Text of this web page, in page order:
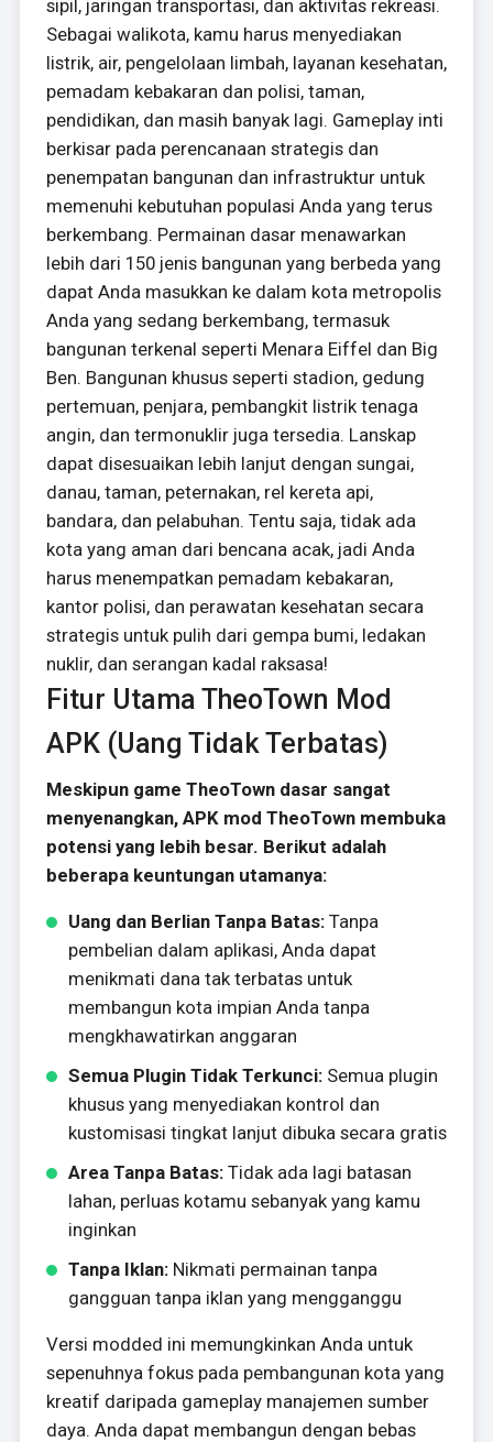
sipil, jaringan transportasi, dan aktivitas rekreasi.
Sebagai walikota, kamu harus menyediakan
listrik, air, pengelolaan limbah, layanan kesehatan,
pemadam kebakaran dan polisi, taman,
pendidikan, dan masih banyak lagi. Gameplay inti
berkisar pada perencanaan strategis dan
penempatan bangunan dan infrastruktur untuk
memenuhi kebutuhan populasi Anda yang terus
berkembang. Permainan dasar menawarkan
lebih dari 150 jenis bangunan yang berbeda yang
dapat Anda masukkan ke dalam kota metropolis
Anda yang sedang berkembang, termasuk
bangunan terkenal seperti Menara Eiffel dan Big
Ben. Bangunan khusus seperti stadion, gedung
pertemuan, penjara, pembangkit listrik tenaga
angin, dan termonuklir juga tersedia. Lanskap
dapat disesuaikan lebih lanjut dengan sungai,
danau, taman, peternakan, rel kereta api,
bandara, dan pelabuhan. Tentu saja, tidak ada
kota yang aman dari bencana acak, jadi Anda
harus menempatkan pemadam kebakaran,
kantor polisi, dan perawatan kesehatan secara
strategis untuk pulih dari gempa bumi, ledakan
nuklir, dan serangan kadal raksasa!
Fitur Utama TheoTown Mod
APK (Uang Tidak Terbatas)
Meskipun game TheoTown dasar sangat
menyenangkan, APK mod TheoTown membuka
potensi yang lebih besar. Berikut adalah
beberapa keuntungan utamanya:
Uang dan Berlian Tanpa Batas:Tanpa
pembelian dalam aplikasi, Anda dapat
menikmati dana tak terbatas untuk
membangun kota impian Anda tanpa
mengkhawatirkan anggaran
Semua Plugin Tidak Terkunci:Semua plugin
khusus yang menyediakan kontrol dan
kustomisasi tingkat lanjut dibuka secara gratis
Area Tanpa Batas:Tidak ada lagi batasan
lahan, perluas kotamu sebanyak yang kamu
inginkan
Tanpa Iklan:Nikmati permainan tanpa
gangguan tanpa iklan yang mengganggu
Versi modded ini memungkinkan Anda untuk
sepenuhnya fokus pada pembangunan kota yang
kreatif daripada gameplay manajemen sumber
daya. Anda dapat membangun dengan bebas